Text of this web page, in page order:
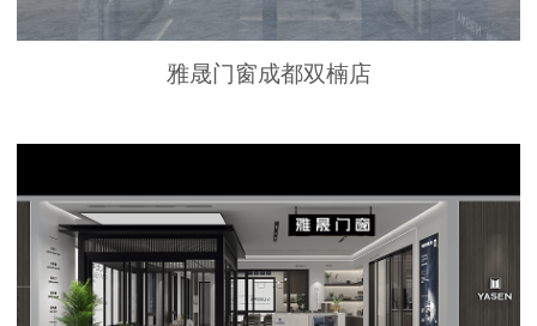
雅晟门窗成都双楠店